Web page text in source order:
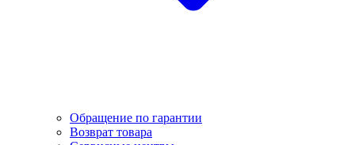
Обращение по гарантии
Возврат товара